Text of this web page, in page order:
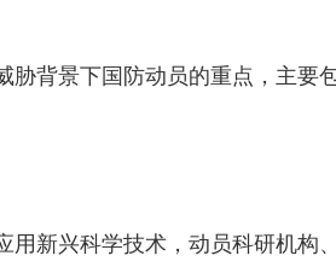
背景下国防动员的重点，主要
新兴科学技术，动员科研机构